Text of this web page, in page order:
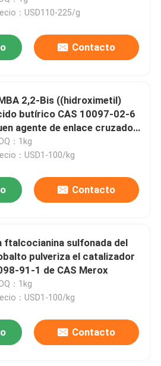
：USD110-225/g
Contacto
2,2-Bis ((hidroximetil)
butírico CAS 10097-02-6
agente de enlace cruzado e
o utilizado para
sistemas de alta
：1kg
：USD1-100/kg
Contacto
ftalcocianina sulfonada del
pulveriza el catalizador
91-1 de CAS Merox
：1kg
：USD1-100/kg
Contacto